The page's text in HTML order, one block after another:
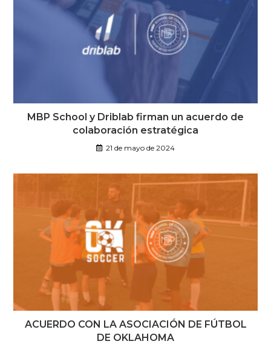
MBP School y Driblab firman un acuerdo de
colaboración estratégica
21 de mayo de 2024
ACUERDO CON LA ASOCIACIÓN DE FÚTBOL
DE OKLAHOMA